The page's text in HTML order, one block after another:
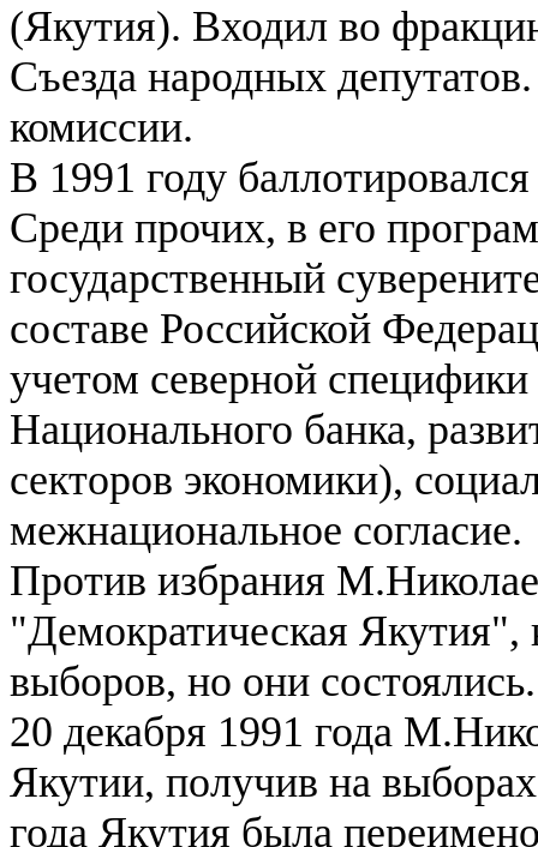
(Якутия). Входил во
Съезда народных
комиссии.
В 1991 году
Среди прочих, в его
государственный
составе Российской
учетом северной
Национального банка,
секторов экономики),
межнациональное согласие.
Против избрания
"Демократическая Якутия",
выборов, но они состоялись.
20 декабря 1991 года
Якутии, получив на
года Якутия была